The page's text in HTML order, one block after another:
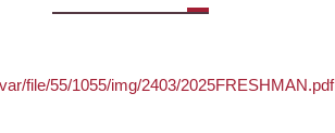
file/55/1055/img/2403/2025FRESHMAN.pdf